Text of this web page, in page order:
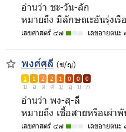
อ่านว่า ชะ-วัน-ลัก
หมายถึง มีลักษณะอันรุ่งเ
เลขศาสตร์ ๔๗ เลขอายตนะ
พงศ์ศุลี (ช/ญ)
1 1 2 2 1 0 0 0
บ อ ด ศ มู อุ ม ก
อ่านว่า พง-สุ-ลี
หมายถึง เชื้อสายหรือเผ่าพั
เลขศาสตร์ ๔๗ เลขอายตนะ